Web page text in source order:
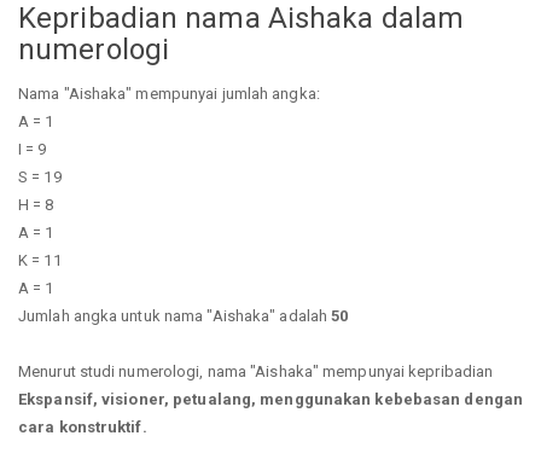
Kepribadian nama Aishaka dalam
numerologi
Nama "Aishaka" mempunyai jumlah angka:
A = 1
I = 9
S = 19
H = 8
A = 1
K = 11
A = 1
Jumlah angka untuk nama "Aishaka" adalah50
Menurut studi numerologi, nama "Aishaka" mempunyai kepribadian
Ekspansif, visioner, petualang, menggunakan kebebasan dengan
cara konstruktif.